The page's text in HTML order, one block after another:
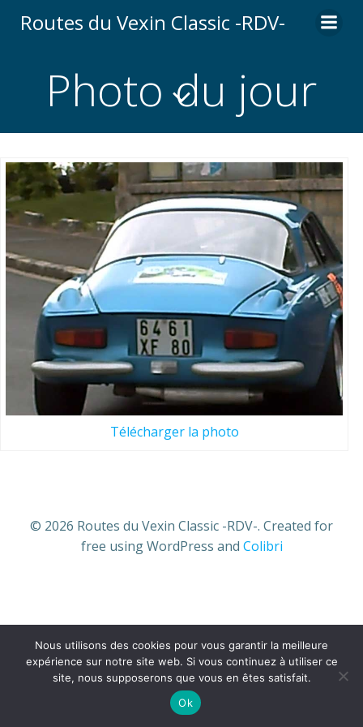
au
Routes du Vexin Classic -RDV-
Photo du jour
Télécharger la photo
© 2026 Routes du Vexin Classic -RDV-. Created for
free using WordPress and Colibri
Nous utilisons des cookies pour vous garantir la meilleure
expérience sur notre site web. Si vous continuez à utiliser ce
site, nous supposerons que vous en êtes satisfait.
Ok